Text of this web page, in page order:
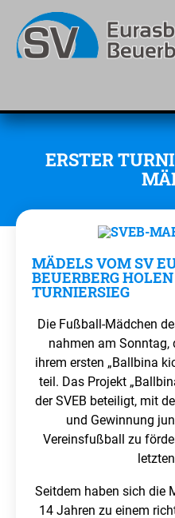
ERSTER
MÄDELS VOM SV
BEUERBERG
TURNIERSIEG
Die Fußball-Mädchen
nahmen am Sonntag,
ihrem ersten „Ballbina
teil. Das Projekt
der SVEB beteiligt, mit
und Gewinnung
Vereinsfußball zu
Seitdem haben sich die
14 Jahren zu einem